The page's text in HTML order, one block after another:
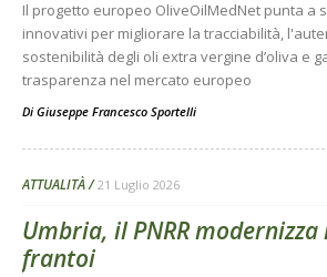
Il progetto europeo OliveOilMedNet punta a
innovativi per migliorare la tracciabilità,
sostenibilità degli oli extra vergine d’oliva e
trasparenza nel mercato europeo
Di Giuseppe Francesco Sportelli
ATTUALITÀ 21 Luglio 2026
Umbria, il PNRR modernizza
frantoi